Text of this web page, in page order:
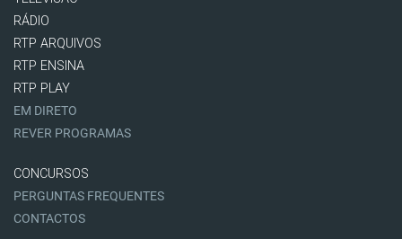
RÁDIO
RTP ARQUIVOS
RTP ENSINA
RTP PLAY
EM DIRETO
REVER PROGRAMAS
CONCURSOS
PERGUNTAS FREQUENTES
CONTACTOS